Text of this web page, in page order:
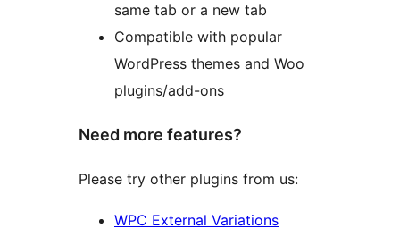
same tab or a new tab
Compatible with popular
WordPress themes and Woo
plugins/add-ons
Need more features?
Please try other plugins from us:
WPC External Variations